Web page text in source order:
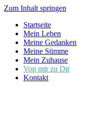
Zum Inhalt springen
Startseite
Mein Leben
Meine Gedanken
Meine Stimme
Mein Zuhause
Von mir zu Dir
Kontakt